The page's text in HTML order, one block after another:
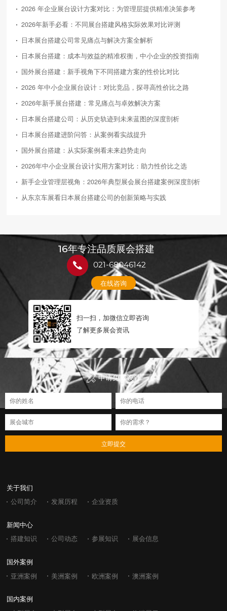
2026 年企业展台设计方案对比：为管理层提供精准决策参考
2026年新手必看：不同展台搭建风格实际效果对比评测
日本展台搭建公司常见痛点与解决方案全解析
日本展台搭建：成本与效益的精准权衡，中小企业的投资指南
国外展台搭建：新手视角下不同搭建方案的性价比对比
2026 年中小企业展台设计：对比竞品，探寻高性价比之路
2026年新手展台搭建：常见痛点与卓效解决方案
日本展台搭建公司：从历史轨迹到未来蓝图的深度剖析
日本展台搭建进阶问答：从案例看实战提升
国外展台搭建：从实际案例看未来趋势走向
2026年中小企业展台设计实用方案对比：助力性价比之选
新手企业管理层视角：2026年典型展会展台搭建案例深度剖析
从东京车展看日本展台搭建公司的创新策略与实践
16年专注品质展会搭建
021-68046142
在线咨询
扫一扫，加微信立即咨询
了解更多展会资讯
申请免费设计
立即提交
关于我们
公司简介 发展历程 企业资质
新闻中心
搭建知识 公司动态 参展知识 展会信息
国外案例
亚洲案例 美洲案例 欧洲案例 澳洲案例
国内案例